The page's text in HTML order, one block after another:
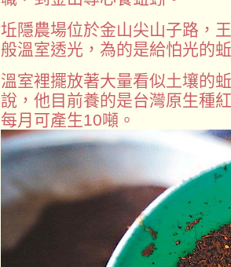
坵隱農場位於金山尖山子路，
般溫室透光，為的是給怕光的
溫室裡擺放著大量看似土壤的
說，他目前養的是台灣原生種
每月可產生10噸。